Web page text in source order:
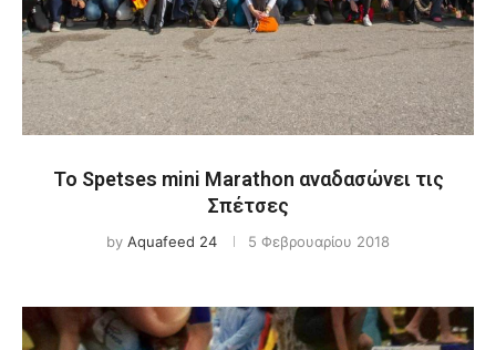
Το Spetses mini Marathon αναδασώνει τις
Σπέτσες
by Aquafeed 24 5 Φεβρουαρίου 2018